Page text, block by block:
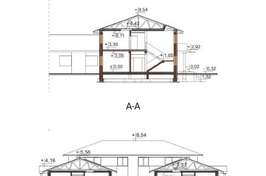
A-A